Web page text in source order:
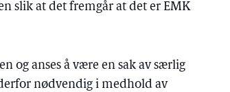
slik at det fremgår at det er EMK
og anses å være en sak av særlig
nødvendig i medhold av